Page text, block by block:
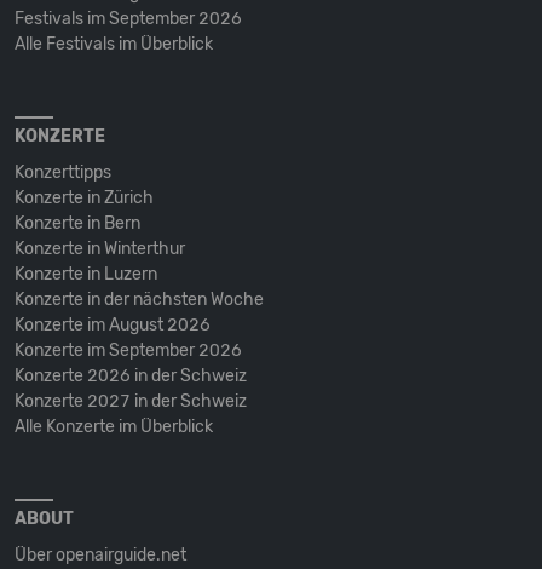
Festivals im September 2026
Alle Festivals im Überblick
KONZERTE
Konzerttipps
Konzerte in Zürich
Konzerte in Bern
Konzerte in Winterthur
Konzerte in Luzern
Konzerte in der nächsten Woche
Konzerte im August 2026
Konzerte im September 2026
Konzerte 2026 in der Schweiz
Konzerte 2027 in der Schweiz
Alle Konzerte im Überblick
ABOUT
Über openairguide.net